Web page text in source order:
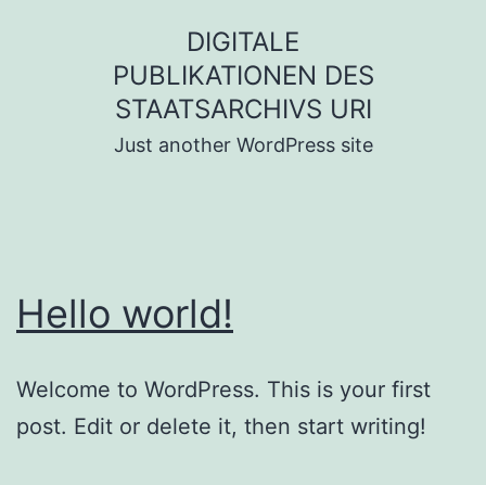
DIGITALE
PUBLIKATIONEN DES
STAATSARCHIVS URI
Just another WordPress site
Hello world!
Welcome to WordPress. This is your first
post. Edit or delete it, then start writing!